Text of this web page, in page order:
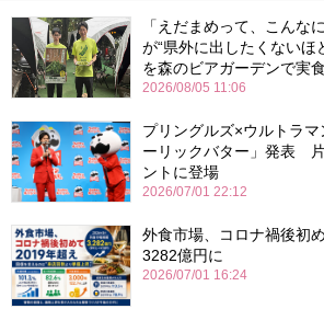
「えだまめって、こんな
が“県外に出したくないほ
を森のビアガーデンで実食
2026/08/05 11:06
プリングルズ×ウルトラ
ーリックバター」発表
ントに登場
2026/07/01 22:12
外食市場、コロナ禍後初
3282億円に
2026/07/01 16:24